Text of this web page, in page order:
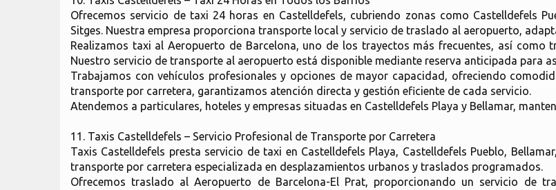
Ofrecemos servicio de taxi 24 horas en Castelldefels, cubriendo zonas como Castelldefels
Sitges. Nuestra empresa proporciona transporte local y servicio de traslado al aeropuerto,
Realizamos taxi al Aeropuerto de Barcelona, uno de los trayectos más frecuentes, así como
Nuestro servicio de transporte al aeropuerto está disponible mediante reserva anticipada para
Trabajamos con vehículos profesionales y opciones de mayor capacidad, ofreciendo
transporte por carretera, garantizamos atención directa y gestión eficiente de cada servicio.
Atendemos a particulares, hoteles y empresas situadas en Castelldefels Playa y Bellamar,
11. Taxis Castelldefels – Servicio Profesional de Transporte por Carretera
Taxis Castelldefels presta servicio de taxi en Castelldefels Playa, Castelldefels Pueblo,
transporte por carretera especializada en desplazamientos urbanos y traslados programados.
Ofrecemos traslado al Aeropuerto de Barcelona-El Prat, proporcionando un servicio de